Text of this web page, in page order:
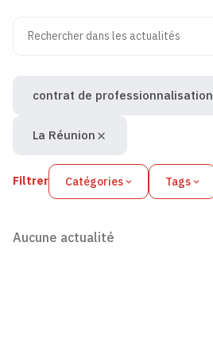
Recherche
Filtrer Catégories Tags
contrat de professionnalisation
La Réunion
Aucune actualité